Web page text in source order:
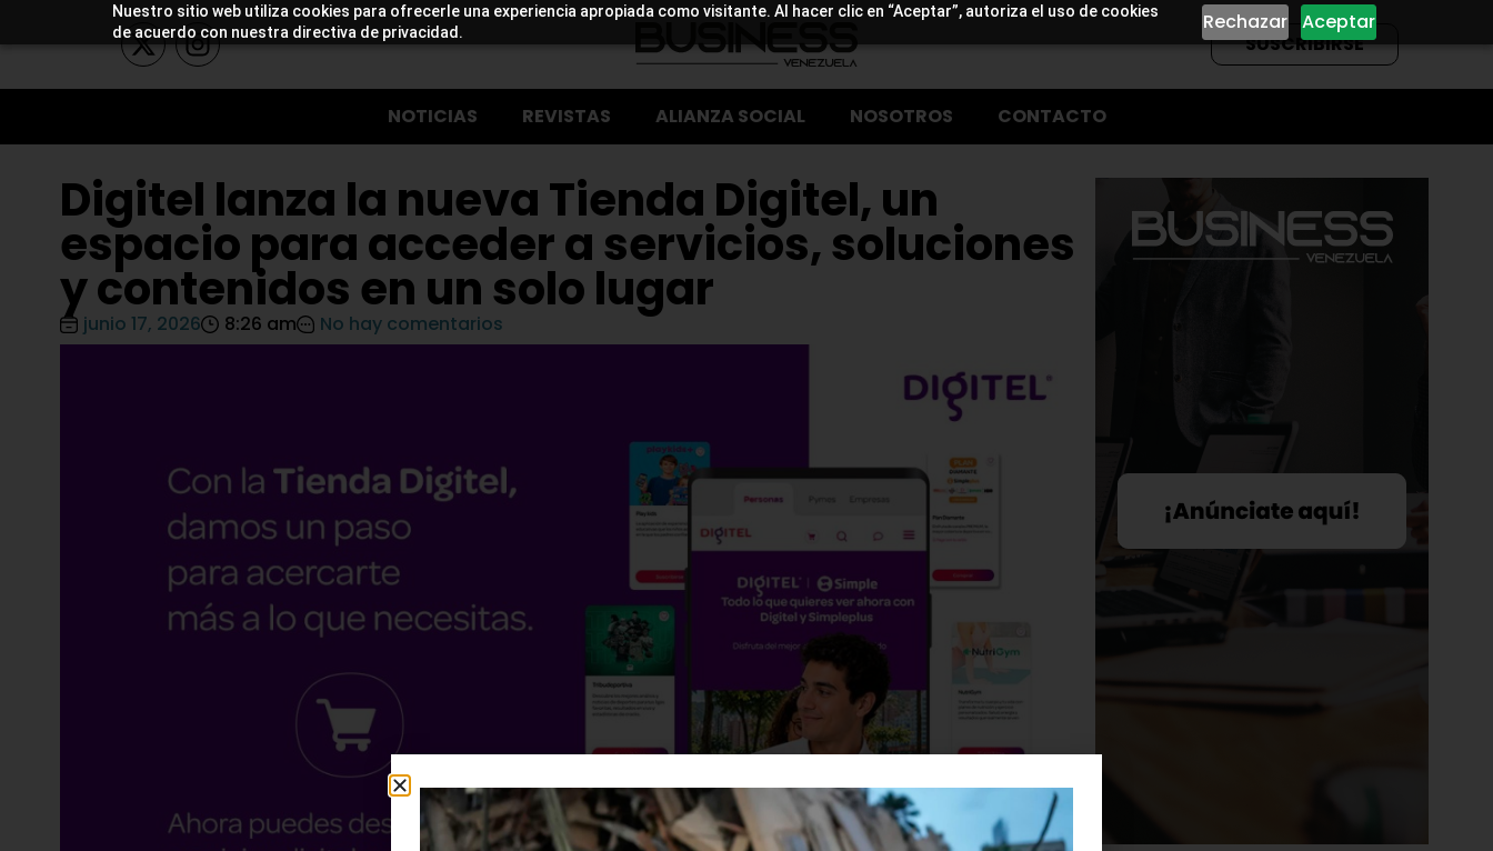
Nuestro sitio web utiliza cookies para ofrecerle una experiencia apropiada como visitante. Al hacer clic en “Aceptar”, autoriza el uso de cookies
de acuerdo con nuestra directiva de privacidad.
Rechazar Aceptar
SUSCRIBIRSE
NOTICIAS REVISTAS ALIANZA SOCIAL NOSOTROS CONTACTO
Digitel lanza la nueva Tienda Digitel, un
espacio para acceder a servicios, soluciones
y contenidos en un solo lugar
junio 17, 2026 8:26 am No hay comentarios